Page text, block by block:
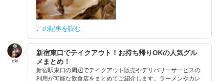
この記事を読む
oki
新宿東口でテイクアウト！お持ち帰りOKの人気グル
メまとめ！
新宿駅東口の周辺でテイクアウト販売やデリバリーサービスの
利用が可能な飲食店をまとめてご紹介します。ラーメンやカレ